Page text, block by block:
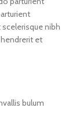
nibh
et
bulum